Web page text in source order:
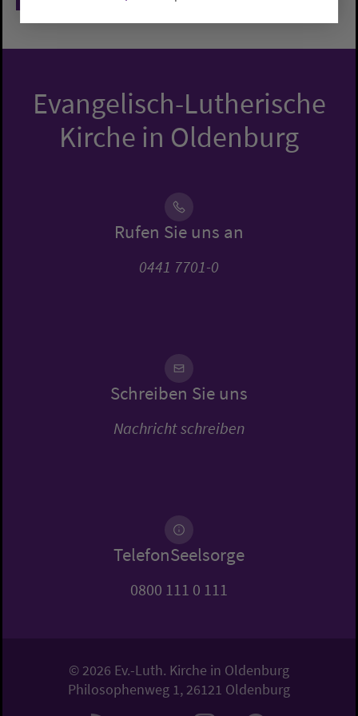
Evangelisch-Lutherische
Kirche in Oldenburg
Rufen Sie uns an
0441 7701-0
Schreiben Sie uns
Nachricht schreiben
TelefonSeelsorge
0800 111 0 111
© 2026 Ev.-Luth. Kirche in Oldenburg
Philosophenweg 1, 26121 Oldenburg